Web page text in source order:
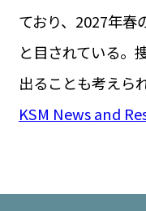
ており、2027年春
と目されている。
出ることも考えら
KSM News and